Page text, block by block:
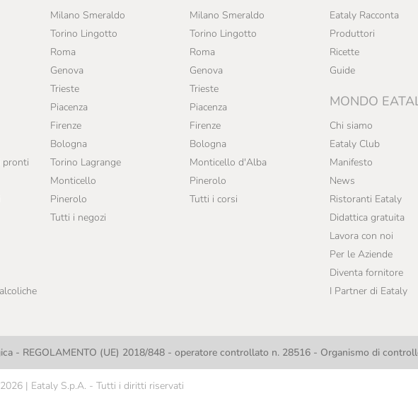
pronti
Milano Smeraldo
Torino Lingotto
Roma
Genova
Trieste
Piacenza
Firenze
Bologna
Torino Lagrange
Monticello
Pinerolo
Tutti i negozi
Milano Smeraldo
Torino Lingotto
Roma
Genova
Trieste
Piacenza
Firenze
Bologna
Monticello d'Alba
Pinerolo
Tutti i corsi
Eataly Racconta
Produttori
Ricette
Guide
MONDO
Chi siamo
Eataly Club
Manifesto
News
Ristoranti Eataly
Didattica gratuita
Lavora con noi
Per le Aziende
Diventa fornitore
I Partner di Eataly
- REGOLAMENTO (UE) 2018/848 - operatore controllato n. 28516 - Organismo di
| Eataly S.p.A. - Tutti i diritti riservati